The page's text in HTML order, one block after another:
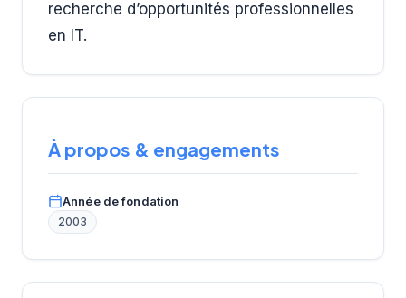
recherche d’opportunités professionnelles
en IT.
À propos & engagements
Année de fondation
2003